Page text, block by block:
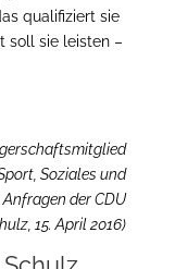
qualifiziert sie
soll sie leisten –
Soziales und
der CDU
15. April 2016)